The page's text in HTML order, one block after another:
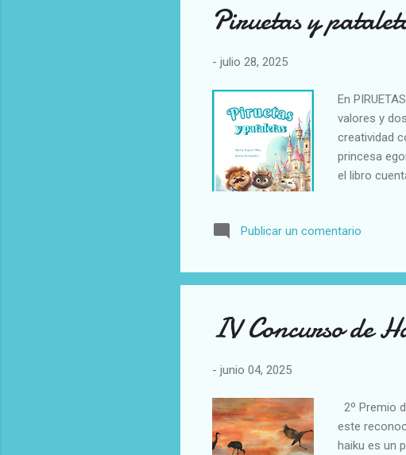
Piruetas y
- julio 28, 2025
En
valores y
creatividad
princesa
el libro
Publicar un comentario
IV Concurso de
- junio 04, 2025
2º Premio
este
haiku es un